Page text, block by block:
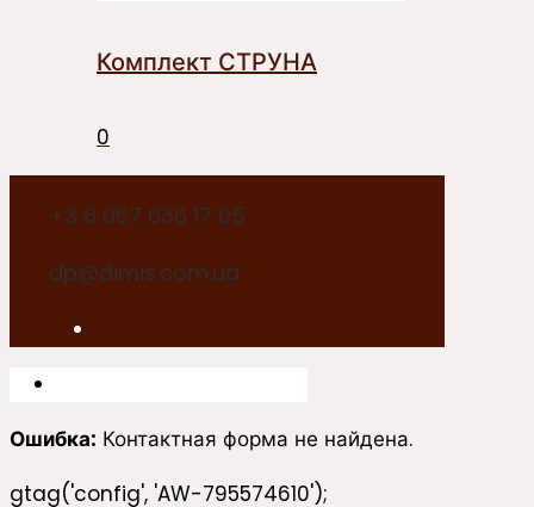
Комплект СТРУНА
0
+3 8 067 636 17 05
dp@dimis.com.ua
Ошибка: Контактная форма не найдена.
gtag('config', 'AW-795574610');